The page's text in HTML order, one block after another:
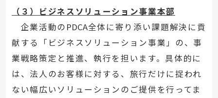
（３）ビジネスソリューション事業本部
企業活動の PDCA全体に寄り添い課題解決に貢
献する「ビジネスソリューション事業」の、事
業戦略策定と推進、執行を担います。具体的に
は、法人のお客様に対する、旅行だけに捉われ
ない幅広いソリューションのご提供を行ってま